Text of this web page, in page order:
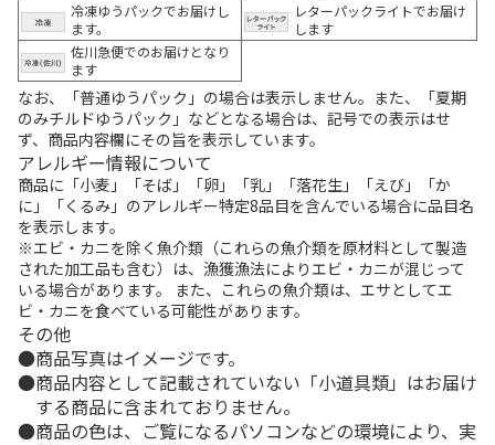
冷凍ゆうパックでお届けし
ます。
レターパックライトでお届け
します
佐川急便でのお届けとなり
ます
なお、「普通ゆうパック」の場合は表示しません。また、「夏期
のみチルドゆうパック」などとなる場合は、記号での表示はせ
ず、商品内容欄にその旨を表示しています。
アレルギー情報について
商品に「小麦」「そば」「卵」「乳」「落花生」「えび」「か
に」「くるみ」のアレルギー特定8品目を含んでいる場合に品目名
を表示します。
※エビ・カニを除く魚介類（これらの魚介類を原材料として製造
された加工品も含む）は、漁獲漁法によりエビ・カニが混じって
いる場合があります。 また、これらの魚介類は、エサとしてエ
ビ・カニを食べている可能性があります。
その他
商品写真はイメージです。
商品内容として記載されていない「小道具類」はお届け
する商品に含まれておりません。
商品の色は、ご覧になるパソコンなどの環境により、実